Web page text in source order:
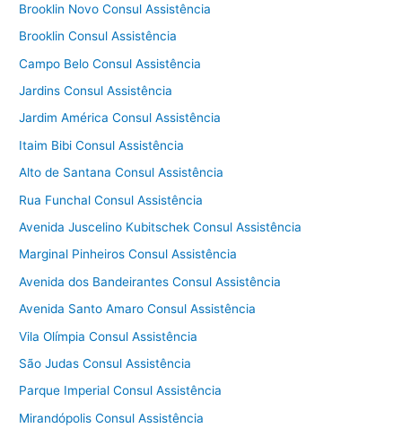
Brooklin Novo Consul Assistência
Brooklin Consul Assistência
Campo Belo Consul Assistência
Jardins Consul Assistência
Jardim América Consul Assistência
Itaim Bibi Consul Assistência
Alto de Santana Consul Assistência
Rua Funchal Consul Assistência
Avenida Juscelino Kubitschek Consul Assistência
Marginal Pinheiros Consul Assistência
Avenida dos Bandeirantes Consul Assistência
Avenida Santo Amaro Consul Assistência
Vila Olímpia Consul Assistência
São Judas Consul Assistência
Parque Imperial Consul Assistência
Mirandópolis Consul Assistência